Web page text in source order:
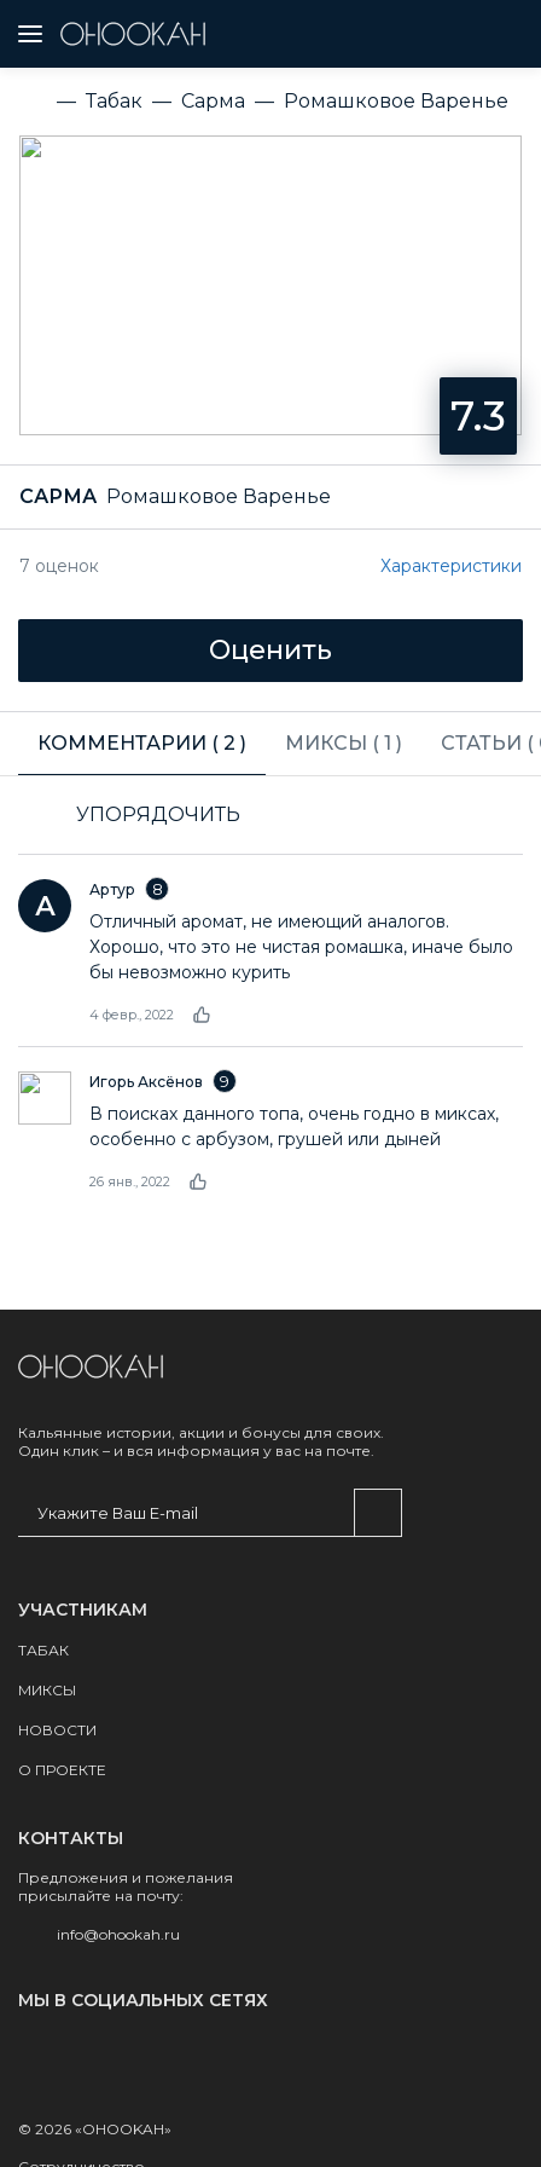
Табак Сарма Ромашковое Варенье
7.3
САРМА Ромашковое Варенье
7 оценок Характеристики
КОММЕНТАРИИ ( 2 ) МИКСЫ ( 1 ) СТАТЬИ (
УПОРЯДОЧИТЬ
Артур 8
Отличный аромат, не имеющий аналогов.
Хорошо, что это не чистая ромашка, иначе было
бы невозможно курить
4 февр., 2022
Игорь Аксёнов 9
В поисках данного топа, очень годно в миксах,
особенно с арбузом, грушей или дыней
26 янв., 2022
Кальянные истории, акции и бонусы для своих.
Один клик – и вся информация у вас на почте.
УЧАСТНИКАМ
ТАБАК
МИКСЫ
НОВОСТИ
О ПРОЕКТЕ
КОНТАКТЫ
Предложения и пожелания
присылайте на почту:
info@ohookah.ru
МЫ В СОЦИАЛЬНЫХ СЕТЯХ
© 2026 «OHOOKAH»